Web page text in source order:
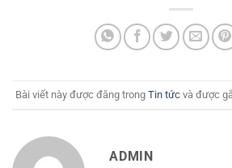
Bài viết này được đăng trong Tin tứcvà được
ADMIN